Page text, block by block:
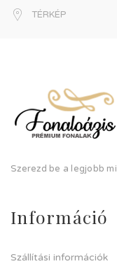
TÉRKÉP
Szerezd be a legjobb
Információ
Szállítási információk